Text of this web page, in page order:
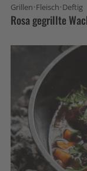
Grillen·Fleisch·Deftig
Rosa gegrillte